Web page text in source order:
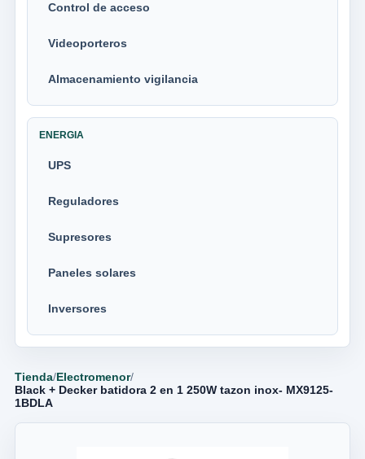
Control de acceso
Videoporteros
Almacenamiento vigilancia
ENERGIA
UPS
Reguladores
Supresores
Paneles solares
Inversores
Tienda/Electromenor/
Black + Decker batidora 2 en 1 250W tazon inox- MX9125-
1BDLA